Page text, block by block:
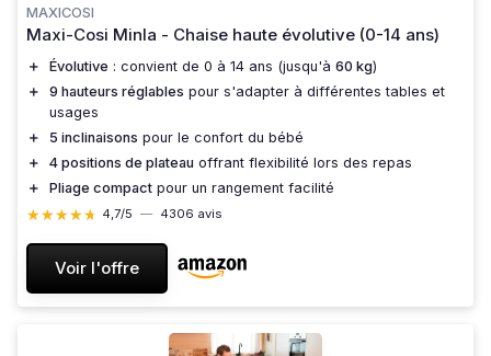
MAXICOSI
Maxi-Cosi Minla - Chaise haute évolutive (0-14 ans)
＋ Évolutive : convient de 0 à 14 ans (jusqu'à 60 kg)
＋
9 hauteurs réglables pour s'adapter à différentes tables et
usages
＋
5 inclinaisons pour le confort du bébé
＋
4 positions de plateau offrant flexibilité lors des repas
＋
Pliage compact pour un rangement facilité
★★★★★
★★★★★ 4,7/5 — 4306 avis
Voir l'offre